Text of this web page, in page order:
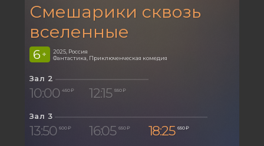
Смешарики сквозь
вселенные
6 +
2025, Россия
Фантастика, Приключенческая комедия
Зал 2
10:00 450 ₽ 12:15 550 ₽
Зал 3
13:50 600 ₽ 16:05 650 ₽ 18:25 650 ₽